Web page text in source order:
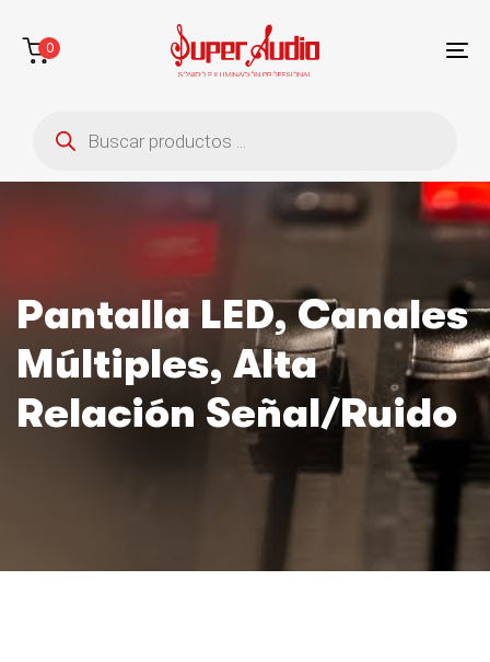
enlaces
contenido
0
productos
Pantalla LED, Canales
Múltiples, Alta
Relación Señal/ruido